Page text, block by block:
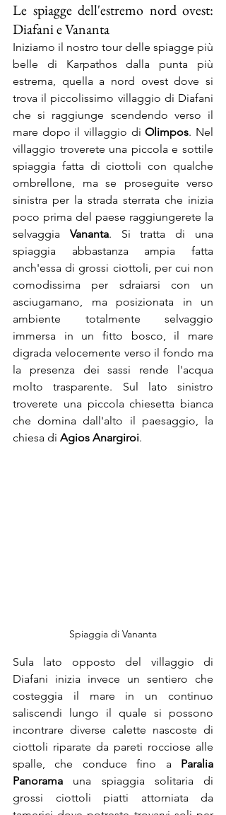
Le spiagge dell'estremo nord ovest:
Diafani e Vananta
Iniziamo il nostro tour delle spiagge più
belle di Karpathos dalla punta più
estrema, quella a nord ovest dove si
trova il piccolissimo villaggio di Diafani
che si raggiunge scendendo verso il
mare dopo il villaggio di Olimpos. Nel
villaggio troverete una piccola e sottile
spiaggia fatta di ciottoli con qualche
ombrellone, ma se proseguite verso
sinistra per la strada sterrata che inizia
poco prima del paese raggiungerete la
selvaggia Vananta. Si tratta di una
spiaggia abbastanza ampia fatta
anch'essa di grossi ciottoli, per cui non
comodissima per sdraiarsi con un
asciugamano, ma posizionata in un
ambiente totalmente selvaggio
immersa in un fitto bosco, il mare
digrada velocemente verso il fondo ma
la presenza dei sassi rende l'acqua
molto trasparente. Sul lato sinistro
troverete una piccola chiesetta bianca
che domina dall'alto il paesaggio, la
chiesa di Agios Anargiroi.
Spiaggia di Vananta
Sula lato opposto del villaggio di
Diafani inizia invece un sentiero che
costeggia il mare in un continuo
saliscendi lungo il quale si possono
incontrare diverse calette nascoste di
ciottoli riparate da pareti rocciose alle
spalle, che conduce fino a Paralia
Panorama una spiaggia solitaria di
grossi ciottoli piatti attorniata da